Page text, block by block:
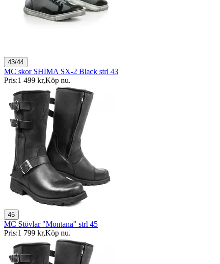
43/44
MC skor SHIMA SX-2 Black strl 43
Pris:1 499 kr,Köp nu.
45
MC Stövlar "Montana" strl 45
Pris:1 799 kr,Köp nu.